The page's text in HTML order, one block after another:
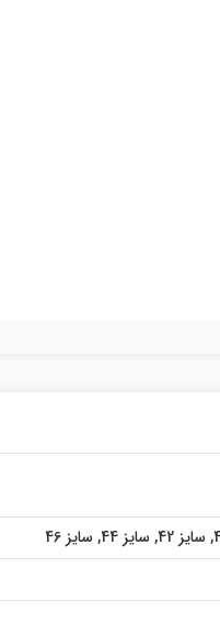
, سایز 42 , سایز 44 , سایز 46